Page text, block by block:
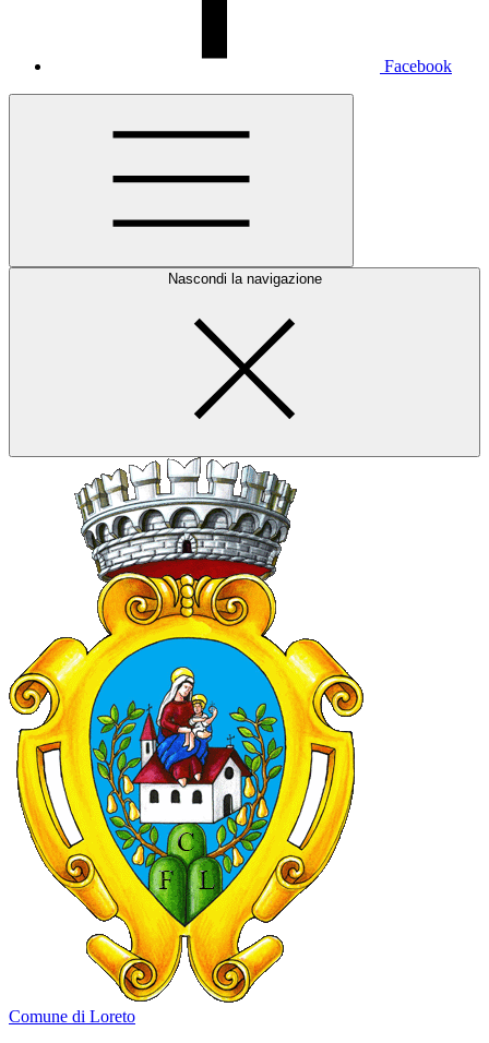
Facebook
Nascondi la navigazione
Comune di Loreto